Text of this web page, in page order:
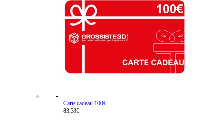
Carte cadeau 100€
83,33€